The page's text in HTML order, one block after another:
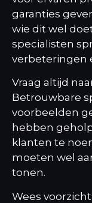
garanties
wie dit wel
specialisten
verbeteringen
Vraag altijd
Betrouwbare
voorbeelden
hebben
klanten te
moeten wel
tonen.
Wees